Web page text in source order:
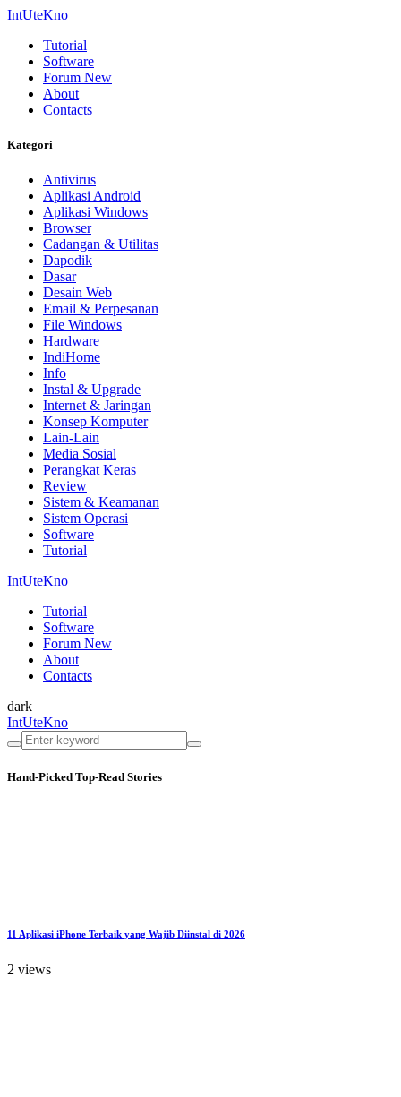
IntUteKno
Tutorial
Software
Forum New
About
Contacts
Kategori
Antivirus
Aplikasi Android
Aplikasi Windows
Browser
Cadangan & Utilitas
Dapodik
Dasar
Desain Web
Email & Perpesanan
File Windows
Hardware
IndiHome
Info
Instal & Upgrade
Internet & Jaringan
Konsep Komputer
Lain-Lain
Media Sosial
Perangkat Keras
Review
Sistem & Keamanan
Sistem Operasi
Software
Tutorial
IntUteKno
Tutorial
Software
Forum New
About
Contacts
dark
IntUteKno
Hand-Picked Top-Read Stories
11 Aplikasi iPhone Terbaik yang Wajib Diinstal di 2026
2 views